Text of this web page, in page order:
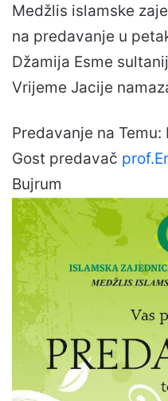
Medžlis islamske
na predavanje u
Džamija Esme
Vrijeme Jacije
Predavanje na
Gost predavač
Bujrum